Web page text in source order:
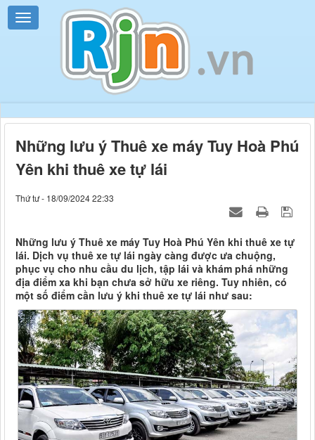
Những lưu ý Thuê xe máy Tuy Hoà Phú
Yên khi thuê xe tự lái
Thứ tư - 18/09/2024 22:33
Những lưu ý Thuê xe máy Tuy Hoà Phú Yên khi thuê xe tự
lái. Dịch vụ thuê xe tự lái ngày càng được ưa chuộng,
phục vụ cho nhu cầu du lịch, tập lái và khám phá những
địa điểm xa khi bạn chưa sở hữu xe riêng. Tuy nhiên, có
một số điểm cần lưu ý khi thuê xe tự lái như sau: